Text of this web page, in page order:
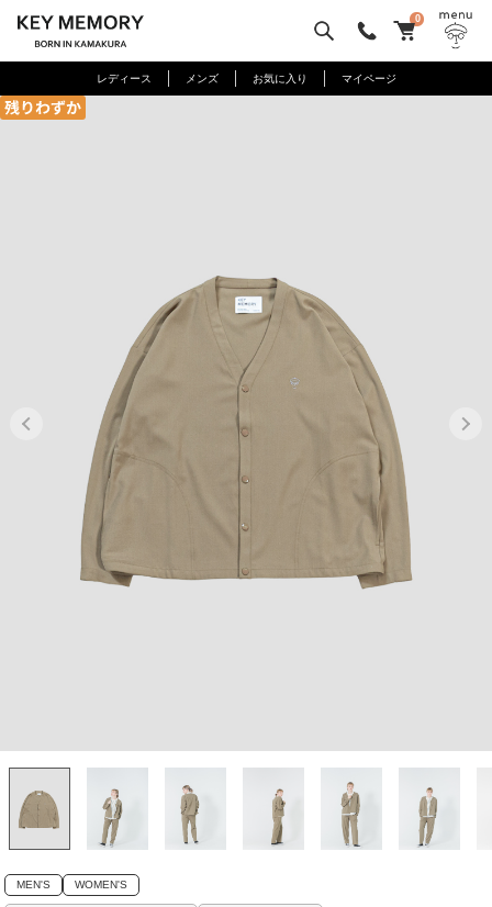
0
レディース メンズ お気に入り マイページ
MEN'S WOMEN'S